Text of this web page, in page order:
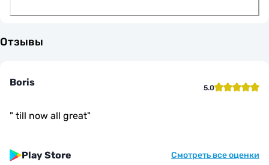
Отзывы
Boris 5.0
" till now all great"
Play Store Смотреть все оценки